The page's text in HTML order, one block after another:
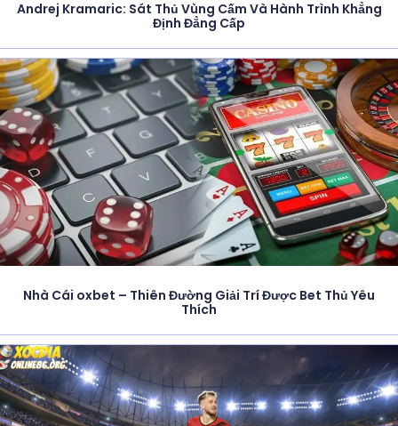
Andrej Kramaric: Sát Thủ Vùng Cấm Và Hành Trình Khẳng
Định Đẳng Cấp
Nhà Cái oxbet – Thiên Đường Giải Trí Được Bet Thủ Yêu
Thích